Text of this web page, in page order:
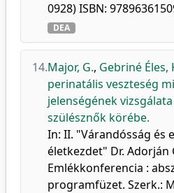
0928) ISBN:
DEA
14.Major, G., Gebriné Éles,
perinatális veszteség
jelenségének
szülésznők körébe.
In: II. "Várandósság és
életkezdet" Dr. Adorján
Emlékkonferencia :
programfüzet. Szerk.: